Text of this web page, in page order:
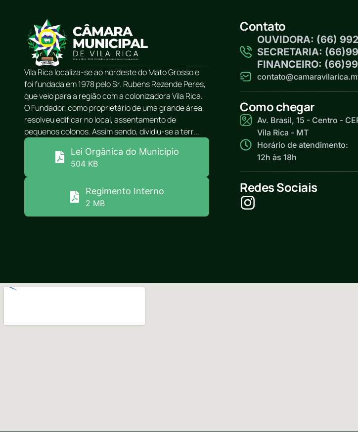
Vila Rica localiza-se ao nordeste do Mato Grosso e
foi fundada em 1978 pelo Sr. Rubens Rezende Peres,
que veio para a região com a colonizadora Vila Rica.
O Fundador, como proprietário de uma grande área,
resolveu edificar no local, assentamento de
pequenos colonos. Assim sendo, dividiu-se a terr...
Lei Orgânica do Município
504 KB
Regimento Interno
2 MB
Contato
OUVIDORA: (66)
SECRETARIA:
FINANCEIRO:
Como chegar
Av. Brasil, 15 - Centro -
Vila Rica - MT
Horário de atendimento:
12h às 18h
Redes Sociais